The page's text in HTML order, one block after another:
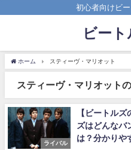
初心者向けビ
ビート
ホーム スティーヴ・マリオット
スティーヴ・マリオット
ライバル
【ビートル
ズはどんなバ
は？分かりや